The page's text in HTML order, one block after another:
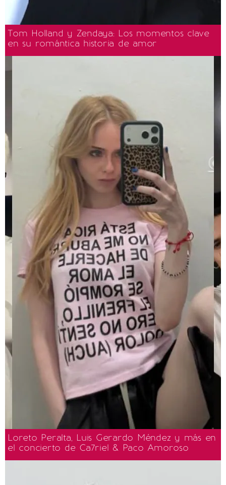
Tom Holland y Zendaya: Los momentos clave
en su romántica historia de amor
Loreto Peralta, Luis Gerardo Méndez y más en
el concierto de Ca7riel & Paco Amoroso